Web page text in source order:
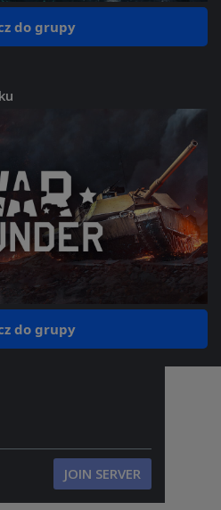
do grupy
do grupy
JOIN SERVER